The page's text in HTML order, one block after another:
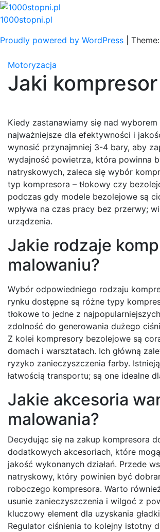
Skip
to
1000stopni.pl
Proudly powered by WordPress
Motoryzacja
Jaki
Kiedy zastanawiamy się nad
najważniejsze dla efektywności i
wynosić przynajmniej 3-4 bary, aby
wydajność powietrza, która powinna
natryskowych, zaleca się wybór
typ kompresora – tłokowy czy
podczas gdy modele bezolejowe są
wpływa na czas pracy bez przerwy;
urządzenia.
Jakie rodzaje
malowaniu?
Wybór odpowiedniego rodzaju
rynku dostępne są różne typy
tłokowe to jedne z
zdolność do generowania dużego
Z kolei kompresory bezolejowe są
domach i warsztatach. Ich główną
ryzyko zanieczyszczenia farby.
łatwością transportu; są one idealne
Jakie akcesoria
malowania?
Decydując się na zakup kompresora
dodatkowych akcesoriach, które
jakość wykonanych działań. Przede
natryskowy, który powinien być
roboczego kompresora. Warto
usunie zanieczyszczenia i wilgoć z
kluczowy element dla uzyskania
Regulator ciśnienia to kolejny istotny